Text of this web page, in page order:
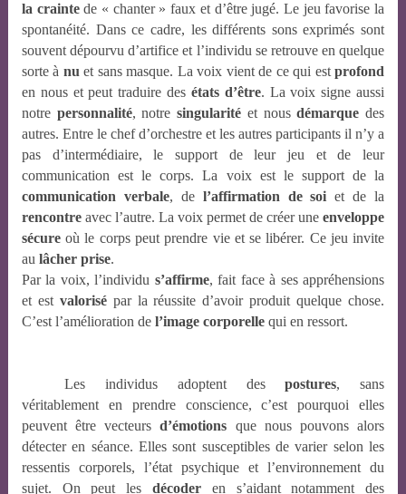
la crainte de « chanter » faux et d’être jugé. Le jeu favorise la
spontanéité. Dans ce cadre, les différents sons exprimés sont
souvent dépourvu d’artifice et l’individu se retrouve en quelque
sorte à nu et sans masque. La voix vient de ce qui est profond
en nous et peut traduire des états d’être. La voix signe aussi
notre personnalité, notre singularité et nous démarque des
autres. Entre le chef d’orchestre et les autres participants il n’y a
pas d’intermédiaire, le support de leur jeu et de leur
communication est le corps. La voix est le support de la
communication verbale, de l’affirmation de soi et de la
rencontre avec l’autre. La voix permet de créer une enveloppe
sécure où le corps peut prendre vie et se libérer. Ce jeu invite
au lâcher prise.
Par la voix, l’individu s’affirme, fait face à ses appréhensions
et est valorisé par la réussite d’avoir produit quelque chose.
C’est l’amélioration de l’image corporelle qui en ressort.
Les individus adoptent des postures, sans
véritablement en prendre conscience, c’est pourquoi elles
peuvent être vecteurs d’émotions que nous pouvons alors
détecter en séance. Elles sont susceptibles de varier selon les
ressentis corporels, l’état psychique et l’environnement du
sujet. On peut les
décoder en s’aidant notamment des